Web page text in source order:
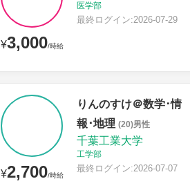
¥3,000/時給
医学部
最終ログイン:2026-07-29
¥2,700/時給
りんのすけ＠数学･情
報･地理 (20)男性
千葉工業大学
工学部
最終ログイン:2026-07-07